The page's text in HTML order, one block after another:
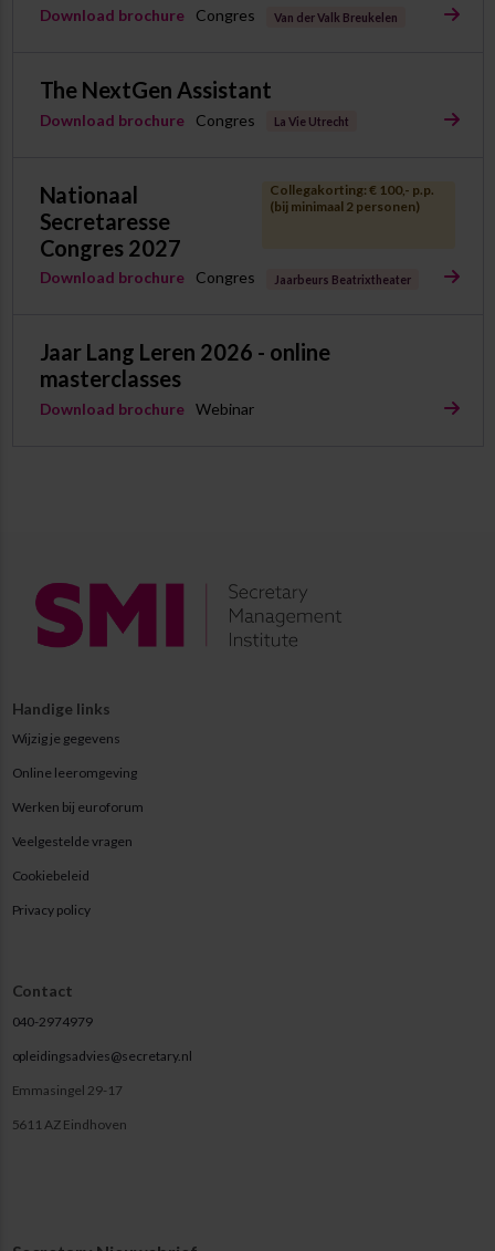
Download brochure Congres Van der Valk Breukelen
The NextGen Assistant
Download brochure Congres La Vie Utrecht
Nationaal
Secretaresse
Congres 2027
Collegakorting: € 100,- p.p.
(bij minimaal 2 personen)
Download brochure Congres Jaarbeurs Beatrixtheater
Jaar Lang Leren 2026 - online
masterclasses
Download brochure Webinar
Handige links
Wijzig je gegevens
Online leeromgeving
Werken bij euroforum
Veelgestelde vragen
Cookiebeleid
Privacy policy
Contact
040-2974979
opleidingsadvies@secretary.nl
Emmasingel 29-17
5611 AZ Eindhoven